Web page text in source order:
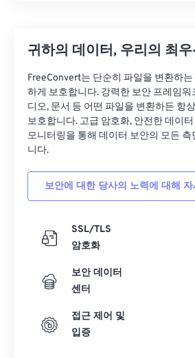
귀하의 데이터, 우리의 최우
FreeConvert는 단순히 파일을 변환하는
하게 보호합니다. 강력한 보안 프레임워
디오, 문서 등 어떤 파일을 변환하든 항
보호합니다. 고급 암호화, 안전한 데이
모니터링을 통해 데이터 보안의 모든
니다.
보안에 대한 당사의 노력에 대해
SSL/TLS
암호화
보안 데이터
센터
접근 제어 및
입증